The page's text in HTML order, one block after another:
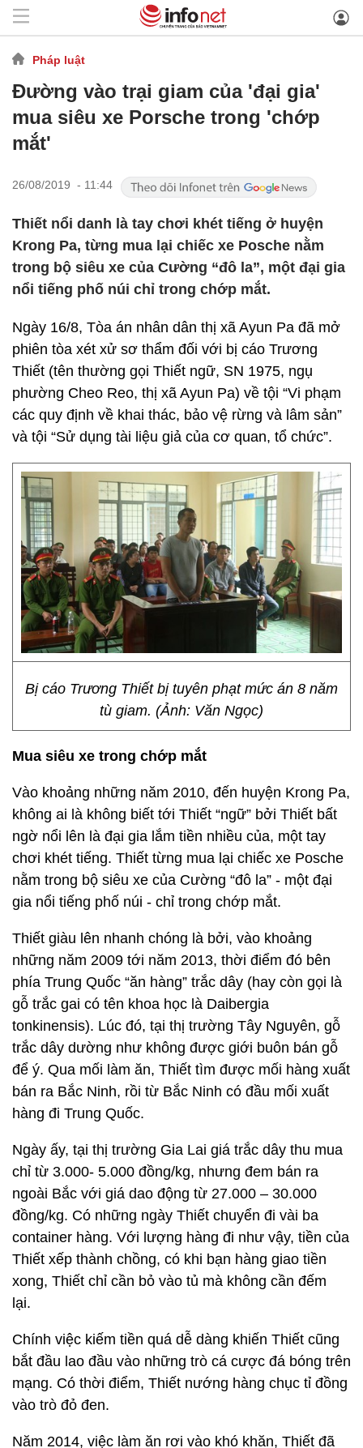
Pháp luật
Đường vào trại giam của 'đại gia'
mua siêu xe Porsche trong 'chớp
mắt'
26/08/2019 - 11:44
Thiết nổi danh là tay chơi khét tiếng ở huyện
Krong Pa, từng mua lại chiếc xe Posche nằm
trong bộ siêu xe của Cường “đô la”, một đại gia
nổi tiếng phố núi chỉ trong chớp mắt.
Ngày 16/8, Tòa án nhân dân thị xã Ayun Pa đã mở
phiên tòa xét xử sơ thẩm đối với bị cáo Trương
Thiết (tên thường gọi Thiết ngữ, SN 1975, ngụ
phường Cheo Reo, thị xã Ayun Pa) về tội “Vi phạm
các quy định về khai thác, bảo vệ rừng và lâm sản”
và tội “Sử dụng tài liệu giả của cơ quan, tổ chức”.
Bị cáo Trương Thiết bị tuyên phạt mức án 8 năm
tù giam. (Ảnh: Văn Ngọc)
Mua siêu xe trong chớp mắt
Vào khoảng những năm 2010, đến huyện Krong Pa,
không ai là không biết tới Thiết “ngữ” bởi Thiết bất
ngờ nổi lên là đại gia lắm tiền nhiều của, một tay
chơi khét tiếng. Thiết từng mua lại chiếc xe Posche
nằm trong bộ siêu xe của Cường “đô la” - một đại
gia nổi tiếng phố núi - chỉ trong chớp mắt.
Thiết giàu lên nhanh chóng là bởi, vào khoảng
những năm 2009 tới năm 2013, thời điểm đó bên
phía Trung Quốc “ăn hàng” trắc dây (hay còn gọi là
gỗ trắc gai có tên khoa học là Daibergia
tonkinensis). Lúc đó, tại thị trường Tây Nguyên, gỗ
trắc dây dường như không được giới buôn bán gỗ
để ý. Qua mối làm ăn, Thiết tìm được mối hàng xuất
bán ra Bắc Ninh, rồi từ Bắc Ninh có đầu mối xuất
hàng đi Trung Quốc.
Ngày ấy, tại thị trường Gia Lai giá trắc dây thu mua
chỉ từ 3.000- 5.000 đồng/kg, nhưng đem bán ra
ngoài Bắc với giá dao động từ 27.000 – 30.000
đồng/kg. Có những ngày Thiết chuyển đi vài ba
container hàng. Với lượng hàng đi như vậy, tiền của
Thiết xếp thành chồng, có khi bạn hàng giao tiền
xong, Thiết chỉ cần bỏ vào tủ mà không cần đếm
lại.
Chính việc kiếm tiền quá dễ dàng khiến Thiết cũng
bắt đầu lao đầu vào những trò cá cược đá bóng trên
mạng. Có thời điểm, Thiết nướng hàng chục tỉ đồng
vào trò đỏ đen.
Năm 2014, việc làm ăn rơi vào khó khăn, Thiết đã